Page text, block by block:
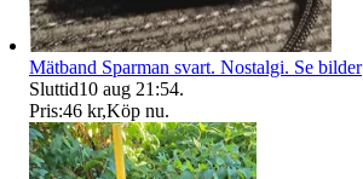
Mätband Sparman svart. Nostalgi. Se bilder
Sluttid10 aug 21:54.
Pris:46 kr,Köp nu.